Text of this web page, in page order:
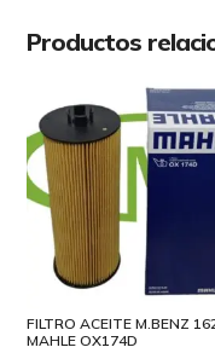
Productos
FILTRO ACEITE M.BENZ
MAHLE OX174D